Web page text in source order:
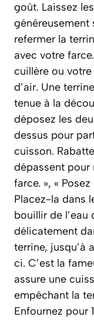
goût. Laissez
généreusement
refermer la
avec votre
cuillère ou
d’air. Une
tenue à la
déposez les
dessus pour
cuisson.
dépassent pour
farce. », «
Placez-la dans
bouillir de
délicatement
terrine, jusqu’à
ci. C’est la
assure une
empêchant la
Enfournez pour